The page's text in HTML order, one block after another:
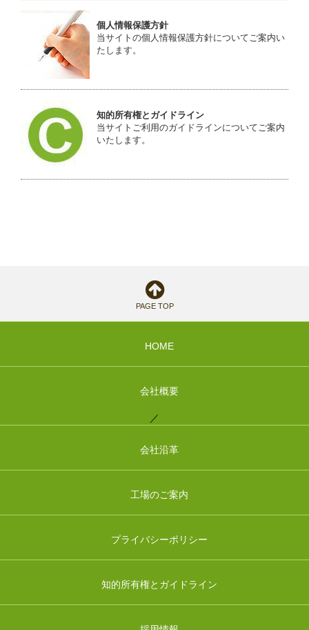
個人情報保護方針
当サイトの個人情報保護方針についてご案内い
たします。
知的所有権とガイドライン
当サイトご利用のガイドラインについてご案内
いたします。
PAGE TOP
HOME
会社概要
／
会社沿革
工場のご案内
プライバシーポリシー
知的所有権とガイドライン